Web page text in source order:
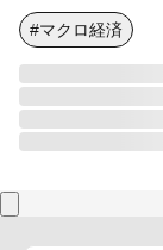
#マクロ経済